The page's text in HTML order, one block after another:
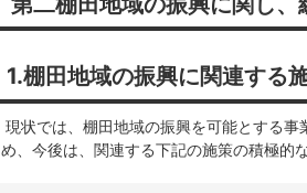
1.棚田地域の振興に関連する
現状では、棚田地域の振興を可能とする
め、今後は、関連する下記の施策の積極的